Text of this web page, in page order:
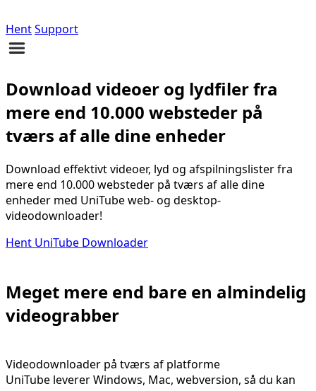
HentSupport
Download videoer og lydfiler fra
mere end 10.000 websteder på
tværs af alle dine enheder
Download effektivt videoer, lyd og afspilningslister fra
mere end 10.000 websteder på tværs af alle dine
enheder med UniTube web- og desktop-
videodownloader!
Hent UniTube Downloader
Meget mere end bare en almindelig
videograbber
Videodownloader på tværs af platforme
UniTube leverer Windows, Mac, webversion, så du kan